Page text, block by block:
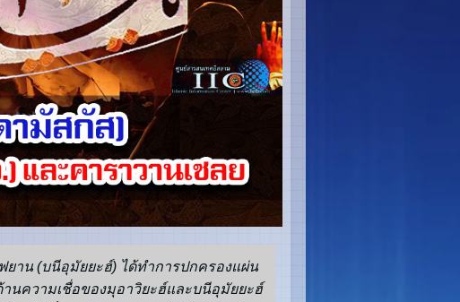
ยาน (บนีอุมัยยะฮ์) ได้ทำการปกครองแผ่น
ความเชื่อของมุอาวิยะฮ์และบนีอุมัยยะฮ์